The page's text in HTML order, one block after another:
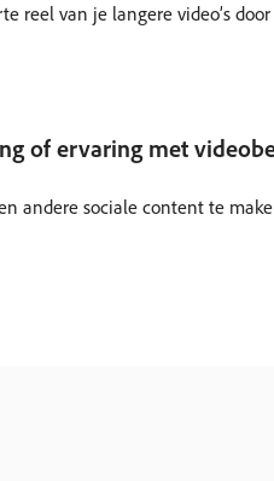
reel van je langere video’s
of ervaring met
andere sociale content te